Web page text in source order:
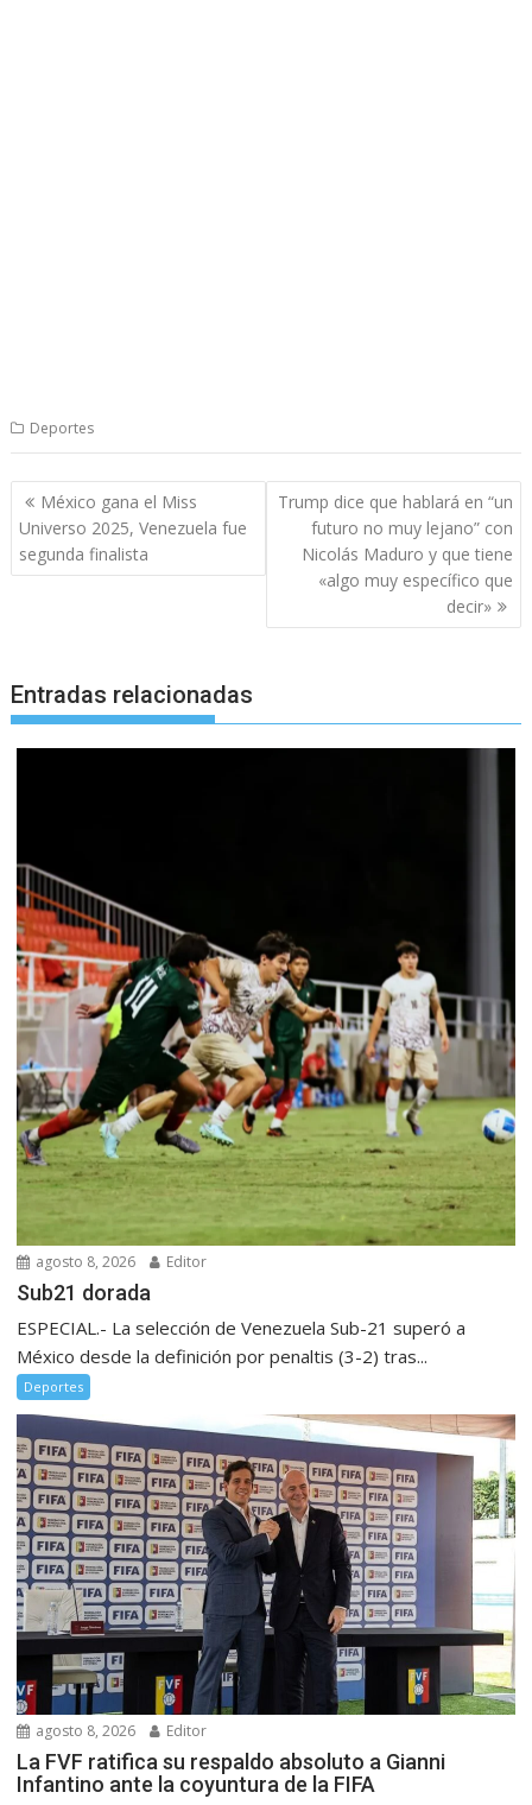
Deportes
Navegación
de
entradas
México gana el Miss
Universo 2025, Venezuela fue
segunda finalista
Trump dice que hablará en “un
futuro no muy lejano” con
Nicolás Maduro y que tiene
«algo muy específico que
decir»
Entradas relacionadas
agosto 8, 2026 Editor
Sub21 dorada
ESPECIAL.- La selección de Venezuela Sub-21 superó a
México desde la definición por penaltis (3-2) tras...
Deportes
agosto 8, 2026 Editor
La FVF ratifica su respaldo absoluto a Gianni
Infantino ante la coyuntura de la FIFA